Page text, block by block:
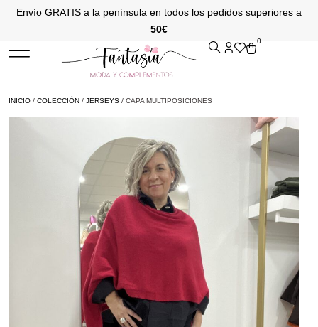
Envío GRATIS a la península en todos los pedidos superiores a
50€
0
INICIO / COLECCIÓN / JERSEYS / CAPA MULTIPOSICIONES